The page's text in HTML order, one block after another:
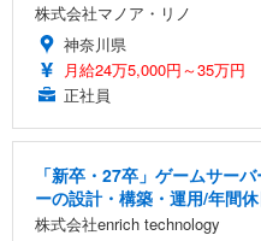
株式会社マノア・リノ
神奈川県
月給24万5,000円～35万円
正社員
「新卒・27卒」ゲームサー
ーの設計・構築・運用/年間
株式会社enrich technology